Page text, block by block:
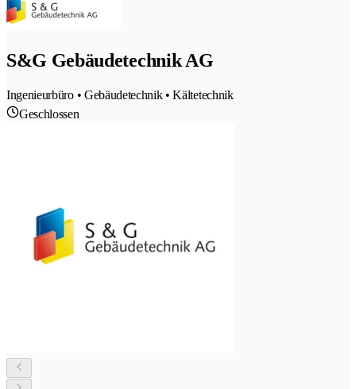
S&G Gebäudetechnik AG
Ingenieurbüro • Gebäudetechnik • Kältetechnik
Geschlossen